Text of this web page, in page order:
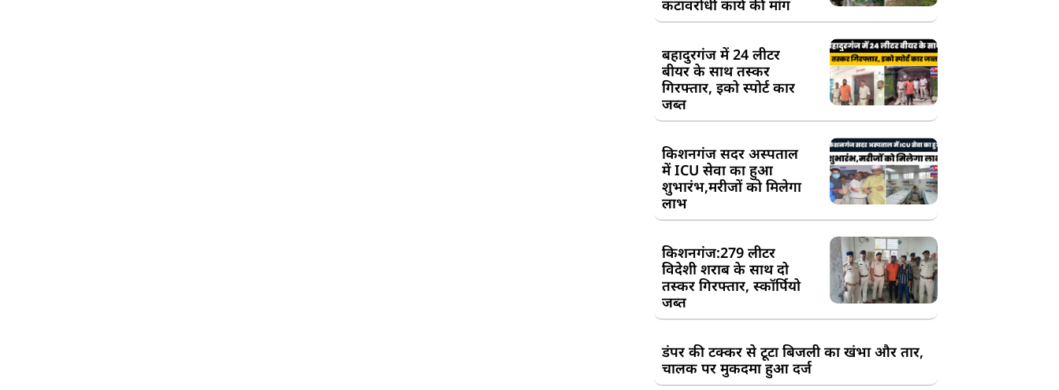
कटावरोधी कार्य की मांग
बहादुरगंज में 24 लीटर
बीयर के साथ तस्कर
गिरफ्तार, इको स्पोर्ट कार
जब्त
किशनगंज सदर अस्पताल
में ICU सेवा का हुआ
शुभारंभ,मरीजों को मिलेगा
लाभ
किशनगंज:279 लीटर
विदेशी शराब के साथ दो
तस्कर गिरफ्तार, स्कॉर्पियो
जब्त
डंपर की टक्कर से टूटा बिजली का खंभा और तार,
चालक पर मुकदमा हुआ दर्ज